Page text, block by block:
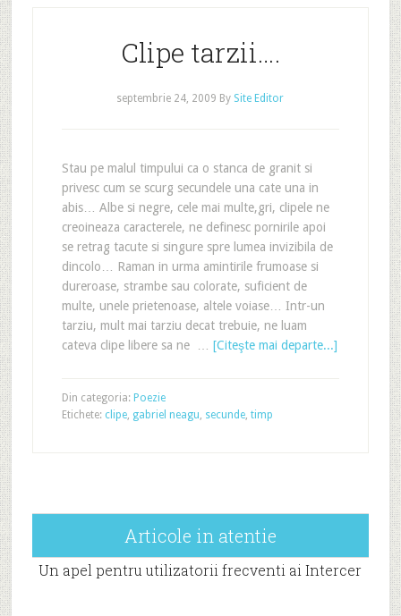
Clipe tarzii….
septembrie 24, 2009 By Site Editor
Stau pe malul timpului ca o stanca de granit si
privesc cum se scurg secundele una cate una in
abis… Albe si negre, cele mai multe,gri, clipele ne
creoineaza caracterele, ne definesc pornirile apoi
se retrag tacute si singure spre lumea invizibila de
dincolo… Raman in urma amintirile frumoase si
dureroase, strambe sau colorate, suficient de
multe, unele prietenoase, altele voiase… Intr-un
tarziu, mult mai tarziu decat trebuie, ne luam
cateva clipe libere sa ne … [Citeşte mai departe...]
Din categoria: Poezie
Etichete: clipe, gabriel neagu, secunde, timp
Articole in atentie
Un apel pentru utilizatorii frecventi ai Intercer